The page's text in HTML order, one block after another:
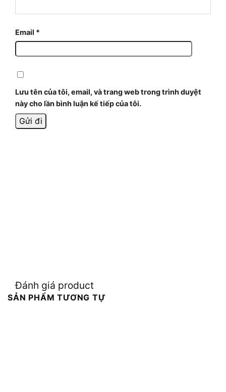
Email *
Lưu tên của tôi, email, và trang web trong trình duyệt
này cho lần bình luận kế tiếp của tôi.
Đánh giá product
SẢN PHẨM TƯƠNG TỰ